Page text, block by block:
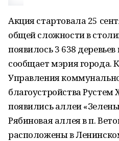
Акция стартовала 25
общей сложности в
появилось 3 638
сообщает мэрия города.
Управления
благоустройства Рустем
появились аллеи
Рябиновая аллея в п.
расположены в